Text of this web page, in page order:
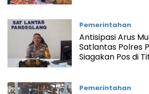
Pemerintahan
Antisipasi Arus
Satlantas Polres
Siagakan Pos di
Pemerintahan